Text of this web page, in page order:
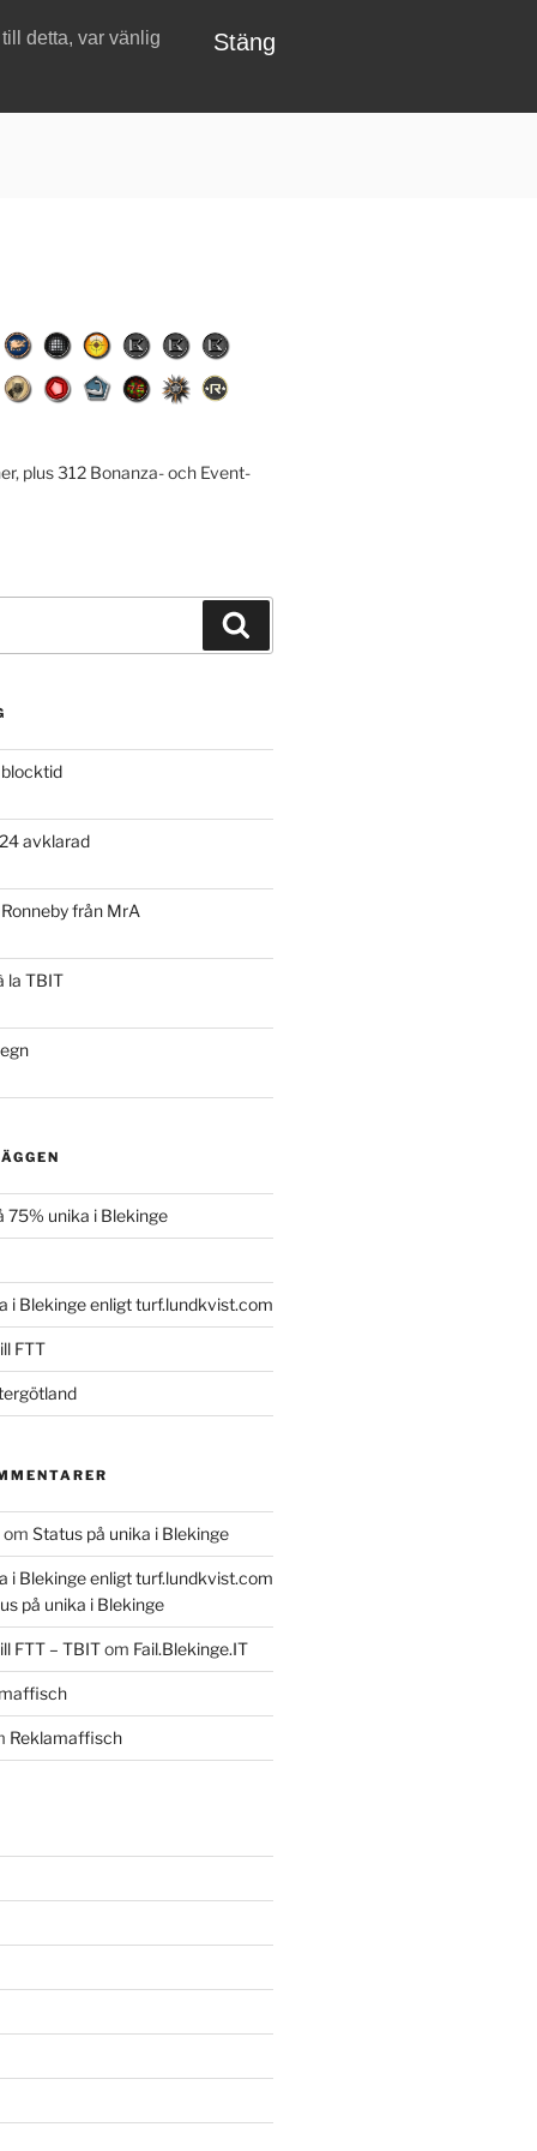
detta, var vänlig Stäng
plus 312 Bonanza- och Event-
avklarad
från MrA
la TBIT
75% unika i Blekinge
i Blekinge enligt turf.lundkvist.com
FTT
om Status på unika i Blekinge
i Blekinge enligt turf.lundkvist.com
på unika i Blekinge
FTT – TBITom Fail.Blekinge.IT
Reklamaffisch